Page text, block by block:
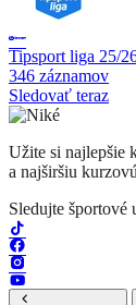
Tipsport liga 25/
346 záznamov
Sledovať teraz
Užite si najlepšie
a najširšiu
Sledujte športové